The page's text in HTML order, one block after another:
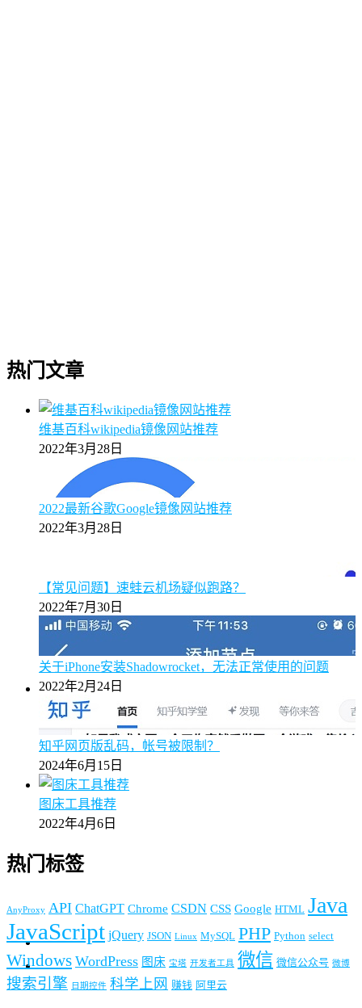
热门文章
维基百科wikipedia镜像网站推荐
2022年3月28日
2022最新谷歌Google镜像网站推荐
2022年3月28日
【常见问题】速蛙云机场疑似跑路？
2022年7月30日
关于iPhone安装Shadowrocket，无法正常使用的问题
2022年2月24日
知乎网页版乱码，帐号被限制？
2024年6月15日
图床工具推荐
2022年4月6日
热门标签
AnyProxy API ChatGPT Chrome CSDN CSS Google HTML Java
JavaScript jQuery JSON Linux MySQL PHP Python select
Windows WordPress 图床 宝塔 开发者工具 微信 微信公众号 微博
搜索引擎 日期控件 科学上网 赚钱 阿里云